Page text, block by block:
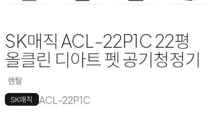
SK매직 ACL-22P1C 22평
올클린 디아트 펫 공기청정기
렌탈
SK매직 ACL-22P1C